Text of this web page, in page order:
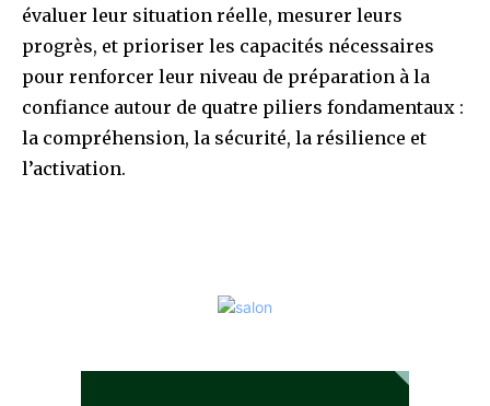
évaluer leur situation réelle, mesurer leurs
progrès, et prioriser les capacités nécessaires
pour renforcer leur niveau de préparation à la
confiance autour de quatre piliers fondamentaux :
la compréhension, la sécurité, la résilience et
l’activation.